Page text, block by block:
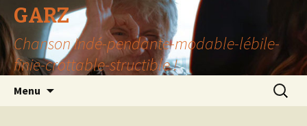
GARZ
Chanson Indé-pendante-modable-lébile-
finie-crottable-structible !
Menu